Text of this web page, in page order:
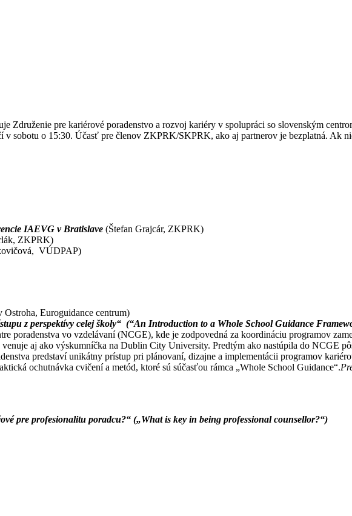
Združenie pre kariérové poradenstvo a rozvoj kariéry v spolupráci so slovenským
v sobotu o 15:30. Účasť pre členov ZKPRK/SKPRK, ako aj partnerov je bezplatná. Ak
IAEVG v Bratislave (Štefan Grajcár, ZKPRK)
ZKPRK)
VÚDPAP)
Ostroha, Euroguidance centrum)
z perspektívy celej školy“ (“An Introduction to a Whole School Guidance
poradenstva vo vzdelávaní (NCGE), kde je zodpovedná za koordináciu programov
aj ako výskumníčka na Dublin City University. Predtým ako nastúpila do NCGE
predstaví unikátny prístup pri plánovaní, dizajne a implementácii programov
ochutnávka cvičení a metód, ktoré sú súčasťou rámca „Whole School Guidance“.
pre profesionalitu poradcu?“ („What is key in being professional counsellor?“)